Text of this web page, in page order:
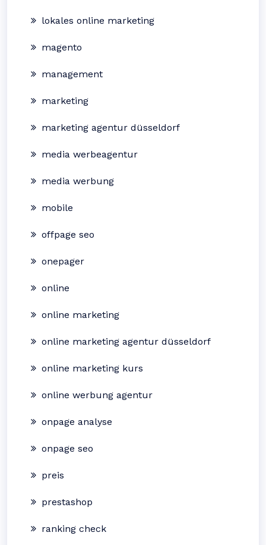
lokales online marketing
magento
management
marketing
marketing agentur düsseldorf
media werbeagentur
media werbung
mobile
offpage seo
onepager
online
online marketing
online marketing agentur düsseldorf
online marketing kurs
online werbung agentur
onpage analyse
onpage seo
preis
prestashop
ranking check